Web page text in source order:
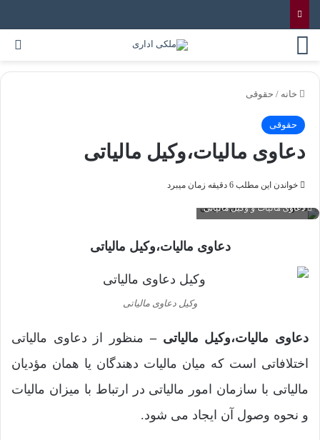
خانه / حقوقی
حقوقی
دعاوی مالیات،وکیل مالیاتی
خواندن این مطلب 6 دقیقه زمان میبرد
دعاوی مالیات و وکیل مالیاتی
دعاوی مالیات،وکیل مالیاتی
وکیل دعاوی مالیاتی
دعاوی مالیات،وکیل مالیاتی – منظور از دعاوی مالیاتی
اختلافاتی است که میان مالیات دهندگان یا همان مؤدیان
مالیاتی با سازمان امور مالیاتی در ارتباط با میزان مالیات
و نحوه وصول آن ایجاد می شود.